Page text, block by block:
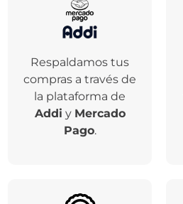
Respaldamos tus
compras a través de
la plataforma de
Addi y Mercado
Pago.